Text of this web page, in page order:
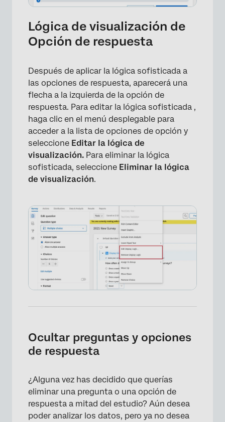
Lógica de visualización de
Opción de respuesta
Después de aplicar la lógica sofisticada a
las opciones de respuesta, aparecerá una
flecha a la izquierda de la opción de
respuesta. Para editar la lógica sofisticada ,
haga clic en el menú desplegable para
acceder a la lista de opciones de opción y
seleccione Editar la lógica de
visualización. Para eliminar la lógica
sofisticada, seleccione Eliminar la lógica
de visualización.
Ocultar preguntas y opciones
de respuesta
¿Alguna vez has decidido que querías
eliminar una pregunta o una opción de
respuesta a mitad del estudio? Aún desea
poder analizar los datos, pero ya no desea